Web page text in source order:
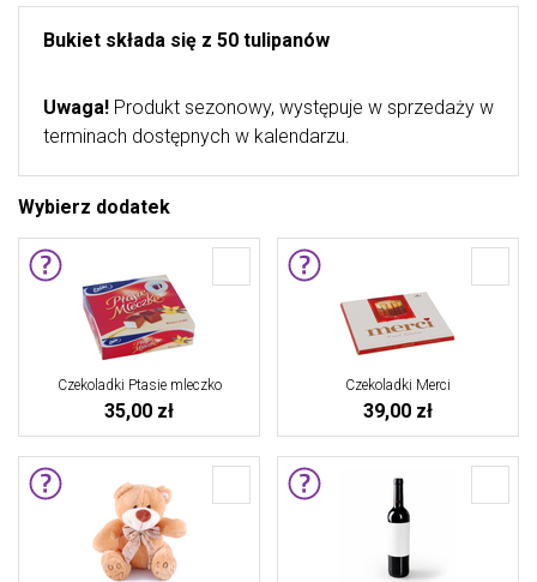
Bukiet składa się z 50 tulipanów
Uwaga! Produkt sezonowy, występuje w sprzedaży w
terminach dostępnych w kalendarzu.
Wybierz dodatek
Czekoladki Ptasie mleczko
35,00 zł
Czekoladki Merci
39,00 zł